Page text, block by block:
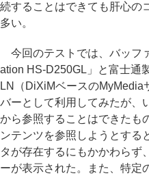
続することはできても肝心の
多い。
今回のテストでは、バッフ
ation HS-D250GL」と富士通
LN（DiXiMベースのMyMedia
バーとして利用してみたが、
から参照することはできたも
ンテンツを参照しようとする
タが存在するにもかかわらず
ーが表示された。また、特定